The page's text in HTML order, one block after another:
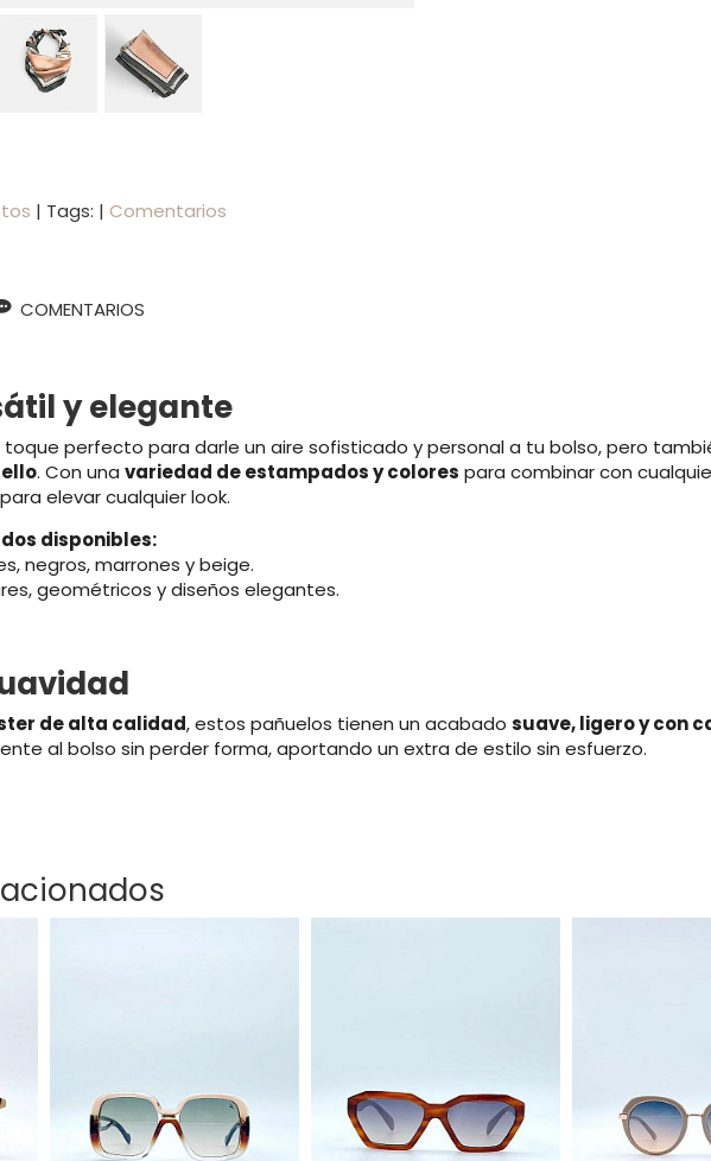
| Tags: | Comentarios
COMENTARIOS
y elegante
toque perfecto para darle un aire sofisticado y personal a tu bolso, pero
. Con unavariedad de estampados y colores para combinar con
elevar cualquier look.
disponibles:
negros, marrones y beige.
geométricos y diseños elegantes.
de alta calidad, estos pañuelos tienen un acabadosuave, ligero y con
al bolso sin perder forma, aportando un extra de estilo sin esfuerzo.